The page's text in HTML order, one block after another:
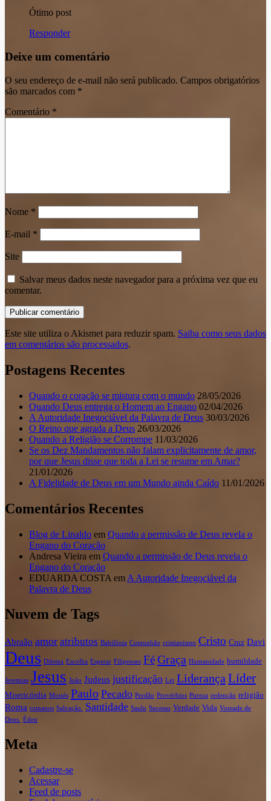
Ótimo post
Responder
Deixe um comentário
O seu endereço de e-mail não será publicado. Campos obrigatórios
são marcados com *
Comentário *
Nome *
E-mail *
Site
Salvar meus dados neste navegador para a próxima vez que eu
comentar.
Este site utiliza o Akismet para reduzir spam. Saiba como seus dados
em comentários são processados.
Postagens Recentes
Quando o coração se mistura com o mundo 28/05/2026
Quando Deus entrega o Homem ao Engano 02/04/2026
A Autoridade Inegociável da Palavra de Deus 30/03/2026
O Reino que agrada a Deus 26/03/2026
Quando a Religião se Corrompe 11/03/2026
Se os Dez Mandamentos não falam explicitamente de amor,
por que Jesus disse que toda a Lei se resume em Amar?
21/01/2026
A Fidelidade de Deus em um Mundo ainda Caído 11/01/2026
Comentários Recentes
Blog de Linaldo em Quando a permissão de Deus revela o
Engano do Coração
Andresa Vieira em Quando a permissão de Deus revela o
Engano do Coração
EDUARDA COSTA em A Autoridade Inegociável da
Palavra de Deus
Nuvem de Tags
Abraão amor atributos Babilônia Comunhão cristianismo Cristo Cruz Davi
Deus Dilema Escolha Esperar Filipenses FéGraça Humanidade humildade
Jeremias Jesus João Judeus justificação Lei Liderança Líder
Misericórdia Moisés Paulo Pecado Perdão Provérbios Pureza redenção religião
Roma romanos Salvação. Santidade Saulo Sucesso Verdade Vida Vontade de
Deus. Éden
Meta
Cadastre-se
Acessar
Feed de posts